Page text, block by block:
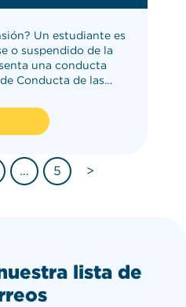
Un estudiante es
o suspendido de la
una conducta
Conducta de las…
… 5 >
lista de